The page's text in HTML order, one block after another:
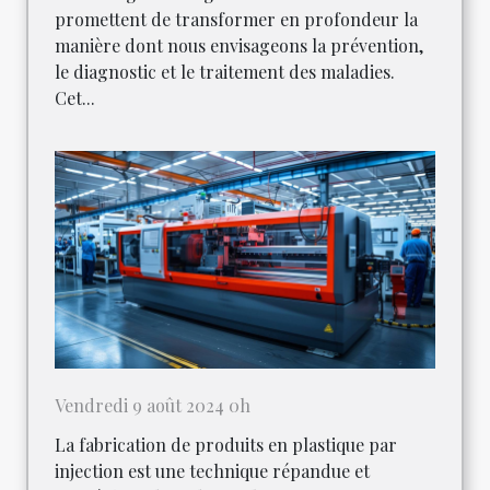
promettent de transformer en profondeur la
manière dont nous envisageons la prévention,
le diagnostic et le traitement des maladies.
Cet...
Vendredi 9 août 2024 0h
La fabrication de produits en plastique par
injection est une technique répandue et